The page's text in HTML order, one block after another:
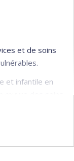
et de soins
et infantile en
sur la
reproductive et